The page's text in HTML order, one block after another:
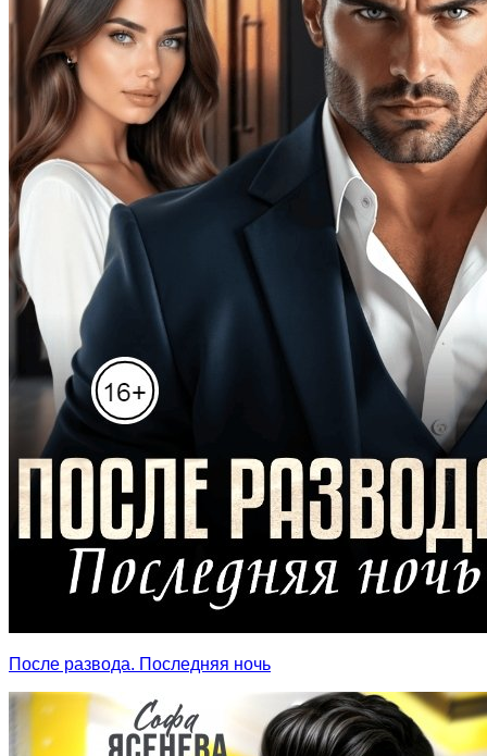
После развода. Последняя ночь